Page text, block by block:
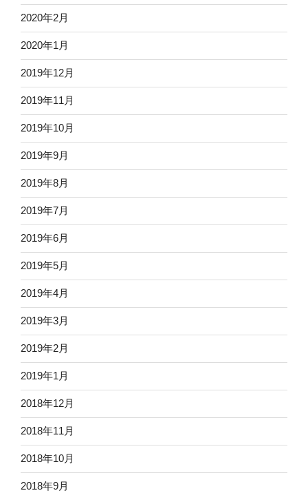
2020年2月
2020年1月
2019年12月
2019年11月
2019年10月
2019年9月
2019年8月
2019年7月
2019年6月
2019年5月
2019年4月
2019年3月
2019年2月
2019年1月
2018年12月
2018年11月
2018年10月
2018年9月